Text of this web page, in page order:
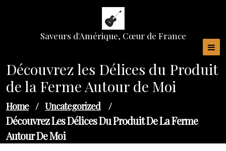
Saveurs d'Amérique, Cœur de France
Découvrez les Délices du Produit
de la Ferme Autour de Moi
Home / Uncategorized /
Découvrez Les Délices Du Produit De La Ferme
Autour De Moi